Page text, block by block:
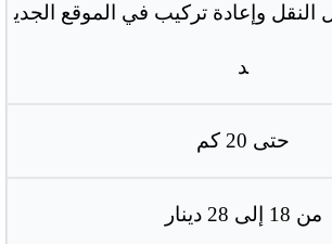
وإعادة تركيب في الموقع الجدي
د
حتى 20 كم
من 18 إلى 28 دينار